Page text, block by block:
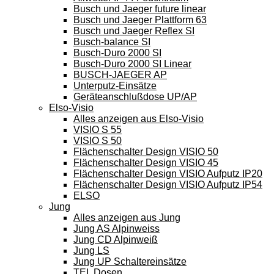
Busch und Jaeger future linear
Busch und Jaeger Plattform 63
Busch und Jaeger Reflex SI
Busch-balance SI
Busch-Duro 2000 SI
Busch-Duro 2000 SI Linear
BUSCH-JAEGER AP
Unterputz-Einsätze
Geräteanschlußdose UP/AP
Elso-Visio
Alles anzeigen aus Elso-Visio
VISIO S 55
VISIO S 50
Flächenschalter Design VISIO 50
Flächenschalter Design VISIO 45
Flächenschalter Design VISIO Aufputz IP20
Flächenschalter Design VISIO Aufputz IP54
ELSO
Jung
Alles anzeigen aus Jung
Jung AS Alpinweiss
Jung CD Alpinweiß
Jung LS
Jung UP Schaltereinsätze